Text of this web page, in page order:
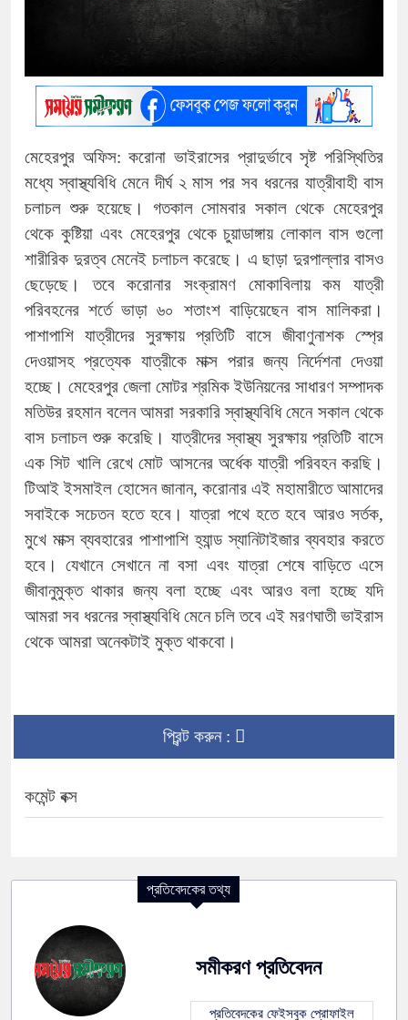
মেহেরপুর অফিস: করোনা ভাইরাসের প্রাদুর্ভাবে সৃষ্ট পরিস্থিতির
মধ্যে স্বাস্থ্যবিধি মেনে দীর্ঘ ২ মাস পর সব ধরনের যাত্রীবাহী বাস
চলাচল শুরু হয়েছে। গতকাল সোমবার সকাল থেকে মেহেরপুর
থেকে কুষ্টিয়া এবং মেহেরপুর থেকে চুয়াডাঙ্গায় লোকাল বাস গুলো
শারীরিক দুরত্ব মেনেই চলাচল করেছে। এ ছাড়া দুরপাল্লার বাসও
ছেড়েছে। তবে করোনার সংক্রামণ মোকাবিলায় কম যাত্রী
পরিবহনের শর্তে ভাড়া ৬০ শতাংশ বাড়িয়েছেন বাস মালিকরা।
পাশাপাশি যাত্রীদের সুরক্ষায় প্রতিটি বাসে জীবাণুনাশক স্প্রে
দেওয়াসহ প্রত্যেক যাত্রীকে মাক্স পরার জন্য নির্দেশনা দেওয়া
হচ্ছে। মেহেরপুর জেলা মোটর শ্রমিক ইউনিয়নের সাধারণ সম্পাদক
মতিউর রহমান বলেন আমরা সরকারি স্বাস্থ্যবিধি মেনে সকাল থেকে
বাস চলাচল শুরু করেছি। যাত্রীদের স্বাস্থ্য সুরক্ষায় প্রতিটি বাসে
এক সিট খালি রেখে মোট আসনের অর্ধেক যাত্রী পরিবহন করছি।
টিআই ইসমাইল হোসেন জানান, করোনার এই মহামারীতে আমাদের
সবাইকে সচেতন হতে হবে। যাত্রা পথে হতে হবে আরও সর্তক,
মুখে মাক্স ব্যবহারের পাশাপাশি হ্যান্ড স্যানিটাইজার ব্যবহার করতে
হবে। যেখানে সেখানে না বসা এবং যাত্রা শেষে বাড়িতে এসে
জীবানুমুক্ত থাকার জন্য বলা হচ্ছে এবং আরও বলা হচ্ছে যদি
আমরা সব ধরনের স্বাস্থ্যবিধি মেনে চলি তবে এই মরণঘাতী ভাইরাস
থেকে আমরা অনেকটাই মুক্ত থাকবো।
প্রিন্ট করুন :
কমেন্ট বক্স
প্রতিবেদকের তথ্য
সমীকরণ প্রতিবেদন
প্রতিবেদকের ফেইসবুক প্রোফাইল